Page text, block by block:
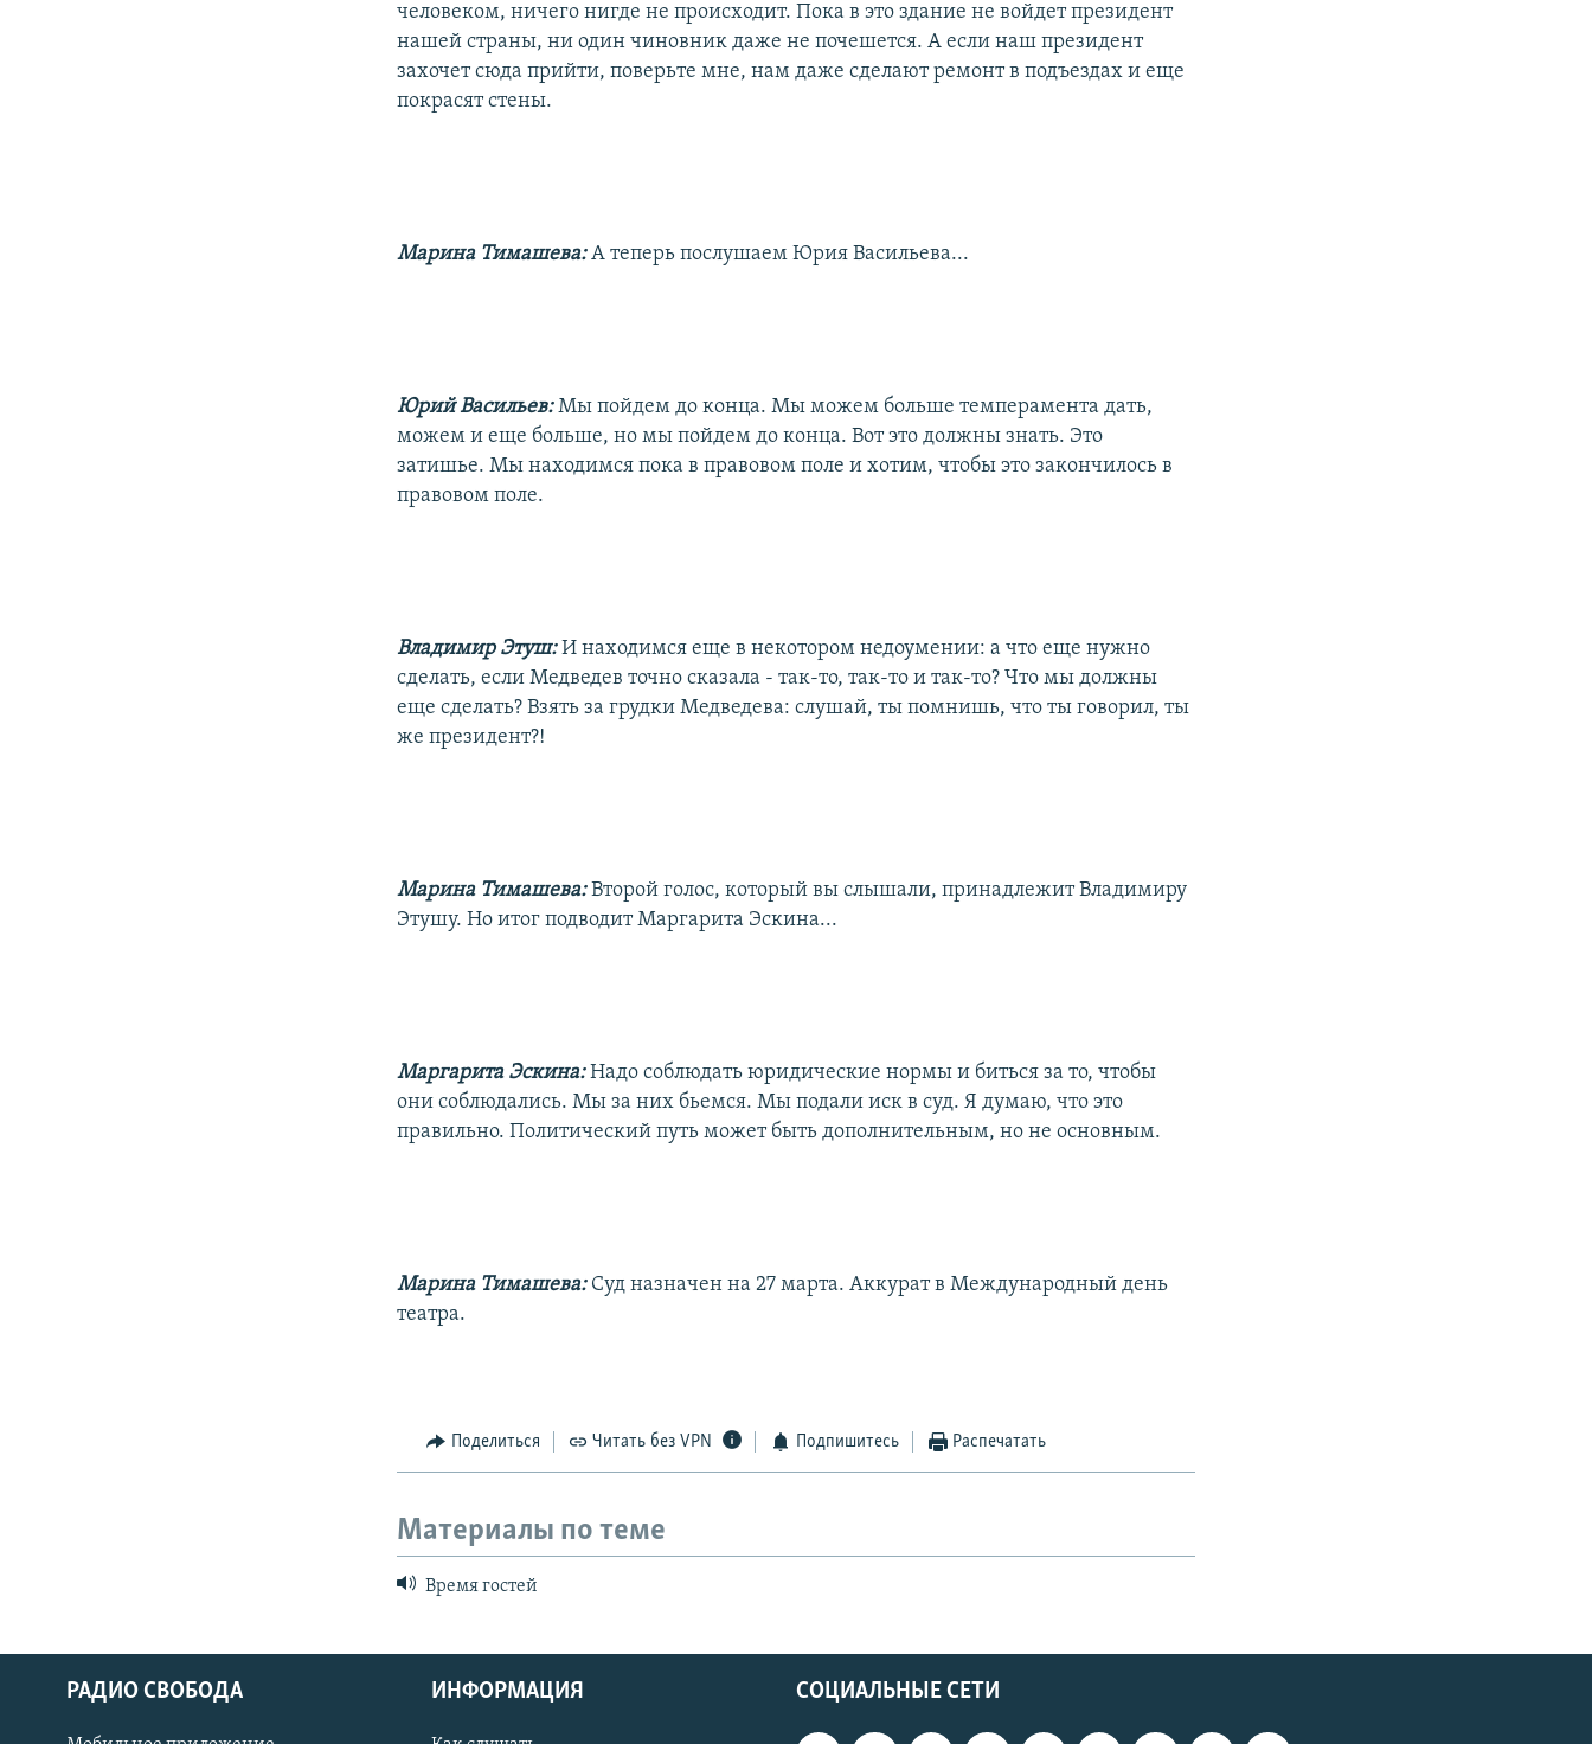
человеком, ничего нигде не происходит. Пока в это здание не войдет президент
нашей страны, ни один чиновник даже не почешется. А если наш президент
захочет сюда прийти, поверьте мне, нам даже сделают ремонт в подъездах и еще
покрасят стены.
Марина Тимашева:А теперь послушаем Юрия Васильева...
Юрий Васильев:Мы пойдем до конца. Мы можем больше темперамента дать,
можем и еще больше, но мы пойдем до конца. Вот это должны знать. Это
затишье. Мы находимся пока в правовом поле и хотим, чтобы это закончилось в
правовом поле.
Владимир Этуш:И находимся еще в некотором недоумении: а что еще нужно
сделать, если Медведев точно сказала - так-то, так-то и так-то? Что мы должны
еще сделать? Взять за грудки Медведева: слушай, ты помнишь, что ты говорил, ты
же президент?!
Марина Тимашева:Второй голос, который вы слышали, принадлежит Владимиру
Этушу. Но итог подводит Маргарита Эскина...
Маргарита Эскина:Надо соблюдать юридические нормы и биться за то, чтобы
они соблюдались. Мы за них бьемся. Мы подали иск в суд. Я думаю, что это
правильно. Политический путь может быть дополнительным, но не основным.
Марина Тимашева: Суд назначен на 27 марта. Аккурат в Международный день
театра.
Поделиться Читать без VPN Подпишитесь Распечатать
Материалы по теме
Время гостей
СОЦИАЛЬНЫЕ СЕТИ
РАДИО СВОБОДА ИНФОРМАЦИЯ